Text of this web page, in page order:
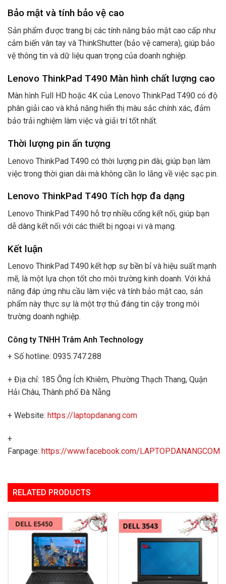
Bảo mật và tính bảo vệ cao
Sản phẩm được trang bị các tính năng bảo mật cao cấp như
cảm biến vân tay và ThinkShutter (bảo vệ camera), giúp bảo
vệ thông tin và dữ liệu quan trọng của doanh nghiệp.
Lenovo ThinkPad T490 Màn hình chất lượng cao
Màn hình Full HD hoặc 4K của Lenovo ThinkPad T490 có độ
phân giải cao và khả năng hiển thị màu sắc chính xác, đảm
bảo trải nghiệm làm việc và giải trí tốt nhất.
Thời lượng pin ấn tượng
Lenovo ThinkPad T490 có thời lượng pin dài, giúp bạn làm
việc trong thời gian dài mà không cần lo lắng về việc sạc pin.
Lenovo ThinkPad T490 Tích hợp đa dạng
Lenovo ThinkPad T490 hỗ trợ nhiều cổng kết nối, giúp bạn
dễ dàng kết nối với các thiết bị ngoại vi và mạng.
Kết luận
Lenovo ThinkPad T490 kết hợp sự bền bỉ và hiệu suất mạnh
mẽ, là một lựa chọn tốt cho môi trường kinh doanh. Với khả
năng đáp ứng nhu cầu làm việc và tính bảo mật cao, sản
phẩm này thực sự là một trợ thủ đáng tin cậy trong môi
trường doanh nghiệp.
Công ty TNHH Trâm Anh Technology
+ Số hotline: 0935.747.288
+ Địa chỉ: 185 Ông Ích Khiêm, Phường Thạch Thang, Quận
Hải Châu, Thành phố Đà Nẵng
+ Website: https://laptopdanang.com
+
Fanpage: https://www.facebook.com/LAPTOPDANANGCOM
RELATED PRODUCTS
Add to
Wishlist
Add to